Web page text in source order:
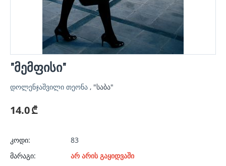
"მემფისი"
დოლენჯაშვილი თეონა , "საბა"
14.0₾
კოდი:
83
მარაგი:
არ არის გაყიდვაში